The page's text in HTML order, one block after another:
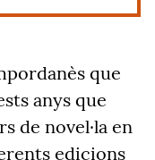
que
anys que
de novel·la en
edicions